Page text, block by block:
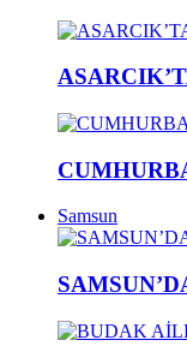
Samsun